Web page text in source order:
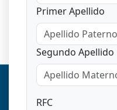
Primer Apellido
Segundo Apellido
RFC